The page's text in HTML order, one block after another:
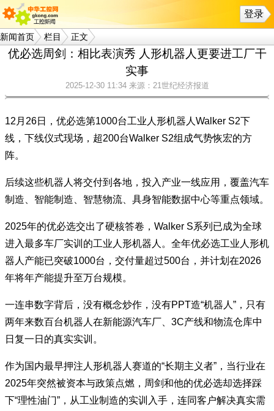
登录
新闻首页 栏目 正文
优必选周剑：相比表演秀 人形机器人更要进工厂干
实事
2025-12-30 11:34 来源：21世纪经济报道
12月26日，优必选第1000台工业人形机器人Walker S2下
线，下线仪式现场，超200台Walker S2组成气势恢宏的方
阵。
后续这些机器人将交付到各地，投入产业一线应用，覆盖汽车
制造、智能制造、智慧物流、具身智能数据中心等重点领域。
2025年的优必选交出了硬核答卷，Walker S系列已成为全球
进入最多车厂实训的工业人形机器人。全年优必选工业人形机
器人产能已突破1000台，交付量超过500台，并计划在2026
年将年产能提升至万台规模。
一连串数字背后，没有概念炒作，没有PPT造“机器人”，只有
两年来数百台机器人在新能源汽车厂、3C产线和物流仓库中
日复一日的真实实训。
作为国内最早押注人形机器人赛道的“长期主义者”，当行业在
2025年突然被资本与政策点燃，周剑和他的优必选却选择踩
下“理性油门”，从工业制造的实训入手，连同客户解决真实需